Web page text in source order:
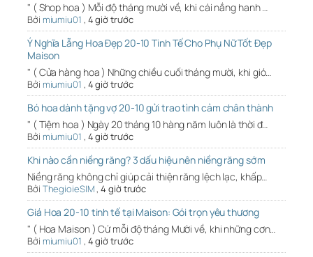
" ( Shop hoa ) Mỗi độ tháng mười về, khi cái nắng hanh …
Bởi miumiu01 , 4 giờ trước
Ý Nghĩa Lẵng Hoa Đẹp 20-10 Tinh Tế Cho Phụ Nữ Tốt Đẹp
Maison
" ( Cửa hàng hoa ) Những chiều cuối tháng mười, khi gió…
Bởi miumiu01 , 4 giờ trước
Bó hoa dành tặng vợ 20-10 gửi trao tình cảm chân thành
" ( Tiệm hoa ) Ngày 20 tháng 10 hàng năm luôn là thời đ…
Bởi miumiu01 , 4 giờ trước
Khi nào cần niềng răng? 3 dấu hiệu nên niềng răng sớm
Niềng răng không chỉ giúp cải thiện răng lệch lạc, khấp…
Bởi ThegioieSIM,4 giờ trước
Giá Hoa 20-10 tinh tế tại Maison: Gói trọn yêu thương
" ( Hoa Maison ) Cứ mỗi độ tháng Mười về, khi những cơn…
Bởi miumiu01 , 4 giờ trước